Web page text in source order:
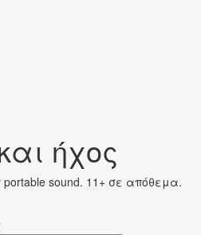
ήχος
portable sound. 11+ σε απόθεμα.